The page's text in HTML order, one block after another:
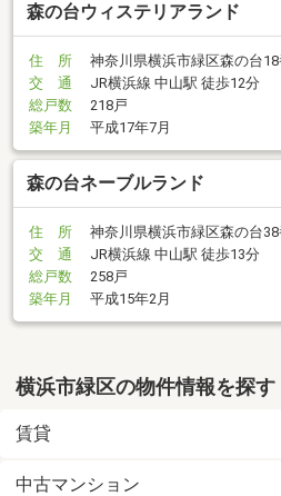
森の台ウィステリアランド
住 所
神奈川県横浜市緑区森の台
交 通
JR横浜線 中山駅 徒歩12分
総戸数
218戸
築年月
平成17年7月
森の台ネーブルランド
住 所
神奈川県横浜市緑区森の台
交 通
JR横浜線 中山駅 徒歩13分
総戸数
258戸
築年月
平成15年2月
横浜市緑区の物件情報を探す
賃貸
中古マンション